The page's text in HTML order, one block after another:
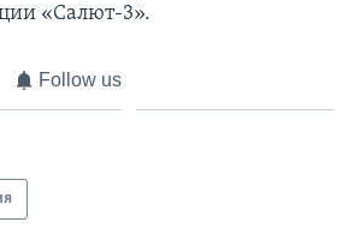
«Салют-3».
Follow us